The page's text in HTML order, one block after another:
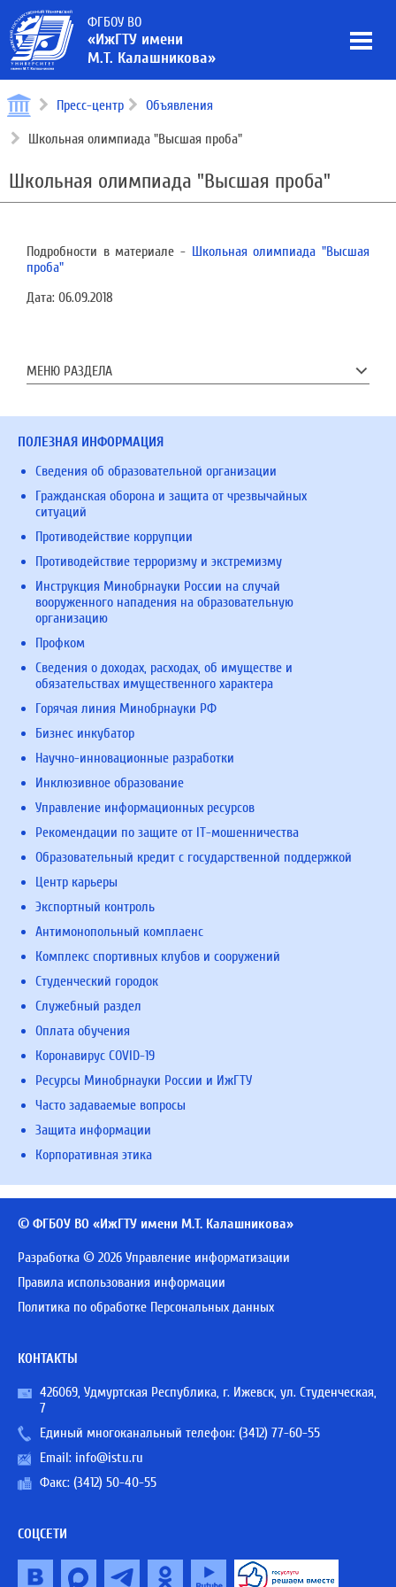
ФГБОУ ВО
«ИжГТУ имени
М.Т. Калашникова»
Пресс-центр Объявления
Школьная олимпиада "Высшая проба"
Школьная олимпиада "Высшая проба"
Подробности в материале - Школьная олимпиада "Высшая
проба"
Дата: 06.09.2018
МЕНЮ РАЗДЕЛА
ПОЛЕЗНАЯ ИНФОРМАЦИЯ
Сведения об образовательной организации
Гражданская оборона и защита от чрезвычайных
ситуаций
Противодействие коррупции
Противодействие терроризму и экстремизму
Инструкция Минобрнауки России на случай
вооруженного нападения на образовательную
организацию
Профком
Сведения о доходах, расходах, об имуществе и
обязательствах имущественного характера
Горячая линия Минобрнауки РФ
Бизнес инкубатор
Научно-инновационные разработки
Инклюзивное образование
Управление информационных ресурсов
Рекомендации по защите от IT-мошенничества
Образовательный кредит с государственной поддержкой
Центр карьеры
Экспортный контроль
Антимонопольный комплаенс
Комплекс спортивных клубов и сооружений
Студенческий городок
Служебный раздел
Оплата обучения
Коронавирус COVID-19
Ресурсы Минобрнауки России и ИжГТУ
Часто задаваемые вопросы
Защита информации
Корпоративная этика
© ФГБОУ ВО «ИжГТУ имени М.Т. Калашникова»
Разработка © 2026 Управление информатизации
Правила использования информации
Политика по обработке Персональных данных
КОНТАКТЫ
426069, Удмуртская Республика, г. Ижевск, ул. Студенческая,
7
Единый многоканальный телефон: (3412) 77-60-55
Email: info@istu.ru
Факс: (3412) 50-40-55
СОЦСЕТИ